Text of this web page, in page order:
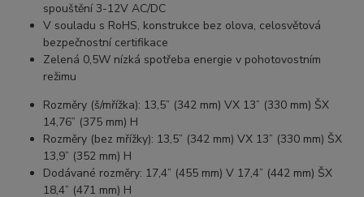
spouštění 3-12V AC/DC
V souladu s RoHS, konstrukce bez olova, celosvětová
bezpečnostní certifikace
Zelená 0,5W nízká spotřeba energie v pohotovostním
režimu
Rozměry (š/mřížka): 13,5” (342 mm) VX 13” (330 mm) ŠX
14,76” (375 mm) H
Rozměry (bez mřížky): 13,5” (342 mm) VX 13” (330 mm) ŠX
13,9” (352 mm) H
Dodávané rozměry: 17,4” (455 mm) V 17,4” (442 mm) ŠX
18,4” (471 mm) H